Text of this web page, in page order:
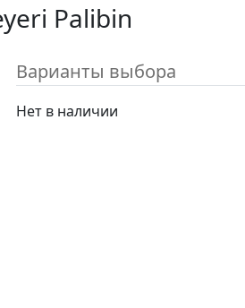
Palibin
Варианты выбора
Нет в наличии